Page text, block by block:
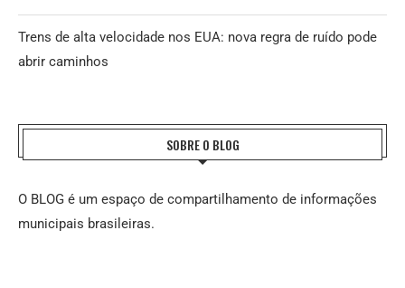
Trens de alta velocidade nos EUA: nova regra de ruído pode
abrir caminhos
SOBRE O BLOG
O BLOG é um espaço de compartilhamento de informações
municipais brasileiras.